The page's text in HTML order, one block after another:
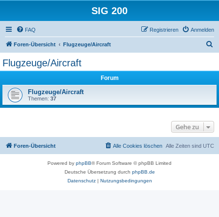
SIG 200
FAQ Anmelden
Registrieren
Foren-Übersicht Flugzeuge/Aircraft
Flugzeuge/Aircraft
Forum
Flugzeuge/Aircraft
Themen: 37
Gehe zu
Foren-Übersicht Alle Zeiten sind UTC
Alle Cookies löschen
Powered by phpBB® Forum Software © phpBB Limited
Deutsche Übersetzung durch phpBB.de
Datenschutz| Nutzungsbedingungen